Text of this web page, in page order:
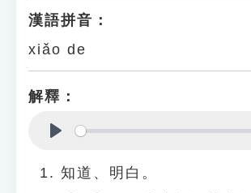
貓頭鷹博士
漢語拼音：
xiǎo de
解釋：
知道、明白。